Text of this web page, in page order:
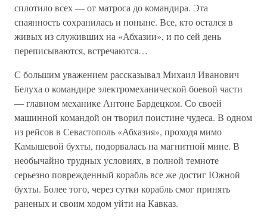
сплотило всех — от матроса до командира. Эта
спаянность сохранилась и поныне. Все, кто остался в
живых из служивших на «Абхазии», и по сей день
переписываются, встречаются…
С большим уважением рассказывал Михаил Иванович
Белуха о командире электромеханической боевой части
— главном механике Антоне Бардецком. Со своей
машинной командой он творил поистине чудеса. В одном
из рейсов в Севастополь «Абхазия», проходя мимо
Камышевой бухты, подорвалась на магнитной мине. В
необычайно трудных условиях, в полной темноте
серьезно поврежденный корабль все же достиг Южной
бухты. Более того, через сутки корабль смог принять
раненых и своим ходом уйти на Кавказ.